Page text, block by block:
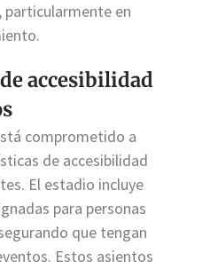
en
accesibilidad
comprometido a
de accesibilidad
El estadio incluye
para personas
que tengan
Estos asientos